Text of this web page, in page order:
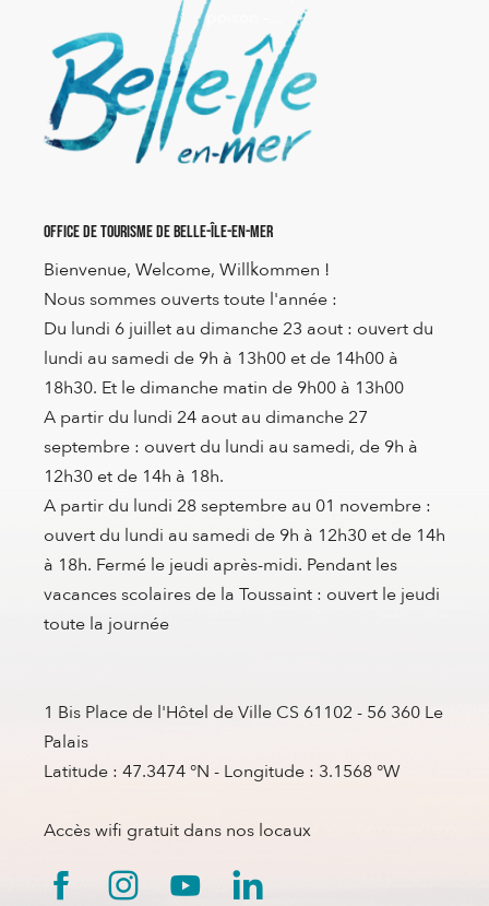
poison –...
Office de Tourisme de Belle-Île-en-Mer
Bienvenue, Welcome, Willkommen !
Nous sommes ouverts toute l'année :
Du lundi 6 juillet au dimanche 23 aout : ouvert du
lundi au samedi de 9h à 13h00 et de 14h00 à
18h30. Et le dimanche matin de 9h00 à 13h00
A partir du lundi 24 aout au dimanche 27
septembre : ouvert du lundi au samedi, de 9h à
12h30 et de 14h à 18h.
A partir du lundi 28 septembre au 01 novembre :
ouvert du lundi au samedi de 9h à 12h30 et de 14h
à 18h. Fermé le jeudi après-midi. Pendant les
vacances scolaires de la Toussaint : ouvert le jeudi
toute la journée
1 Bis Place de l'Hôtel de Ville CS 61102 - 56 360 Le
Palais
Latitude : 47.3474 °N - Longitude : 3.1568 °W
Accès wifi gratuit dans nos locaux